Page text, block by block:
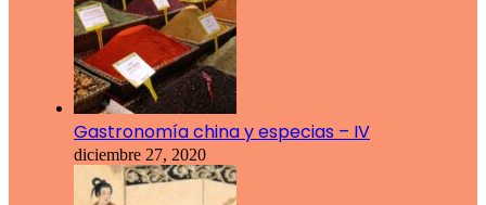
Gastronomía china y especias – IV
diciembre 27, 2020